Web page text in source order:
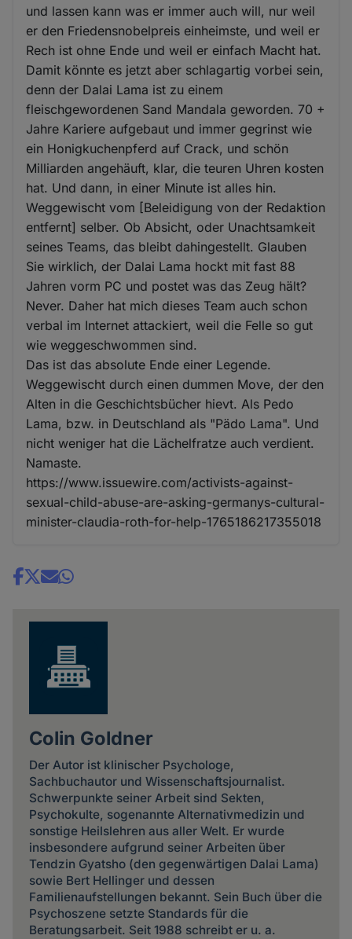
und lassen kann was er immer auch will, nur weil
er den Friedensnobelpreis einheimste, und weil er
Rech ist ohne Ende und weil er einfach Macht hat.
Damit könnte es jetzt aber schlagartig vorbei sein,
denn der Dalai Lama ist zu einem
fleischgewordenen Sand Mandala geworden. 70 +
Jahre Kariere aufgebaut und immer gegrinst wie
ein Honigkuchenpferd auf Crack, und schön
Milliarden angehäuft, klar, die teuren Uhren kosten
hat. Und dann, in einer Minute ist alles hin.
Weggewischt vom [Beleidigung von der Redaktion
entfernt] selber. Ob Absicht, oder Unachtsamkeit
seines Teams, das bleibt dahingestellt. Glauben
Sie wirklich, der Dalai Lama hockt mit fast 88
Jahren vorm PC und postet was das Zeug hält?
Never. Daher hat mich dieses Team auch schon
verbal im Internet attackiert, weil die Felle so gut
wie weggeschwommen sind.
Das ist das absolute Ende einer Legende.
Weggewischt durch einen dummen Move, der den
Alten in die Geschichtsbücher hievt. Als Pedo
Lama, bzw. in Deutschland als "Pädo Lama". Und
nicht weniger hat die Lächelfratze auch verdient.
Namaste.
https://www.issuewire.com/activists-against-
sexual-child-abuse-are-asking-germanys-cultural-
minister-claudia-roth-for-help-1765186217355018
Share
Colin Goldner
Der Autor ist klinischer Psychologe,
Sachbuchautor und Wissenschaftsjournalist.
Schwerpunkte seiner Arbeit sind Sekten,
Psychokulte, sogenannte Alternativmedizin und
sonstige Heilslehren aus aller Welt. Er wurde
insbesondere aufgrund seiner Arbeiten über
Tendzin Gyatsho (den gegenwärtigen Dalai Lama)
sowie Bert Hellinger und dessen
Familienaufstellungen bekannt. Sein Buch über die
Psychoszene setzte Standards für die
Beratungsarbeit. Seit 1988 schreibt er u. a.